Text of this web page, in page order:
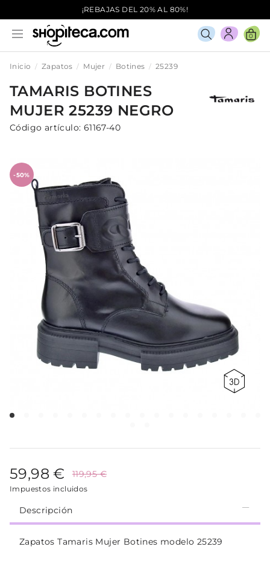
¡REBAJAS DEL 20% AL 80%!
0
Inicio Zapatos Mujer Botines 25239
TAMARIS BOTINES
MUJER25239 NEGRO
Código artículo: 61167-40
-50%
59,98 € 119,95 €
Impuestos incluidos
Descripción
Zapatos Tamaris Mujer Botines modelo 25239